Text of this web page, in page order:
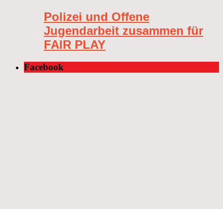
Polizei und Offene
Jugendarbeit zusammen für
FAIR PLAY
Facebook